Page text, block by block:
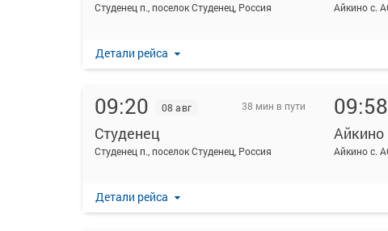
Студенец п., поселок Студенец, Россия
Детали рейса
09:20 08 авг 38 мин в пути
Студенец
Студенец п., поселок Студенец, Россия
09:58
Айкино
Детали рейса